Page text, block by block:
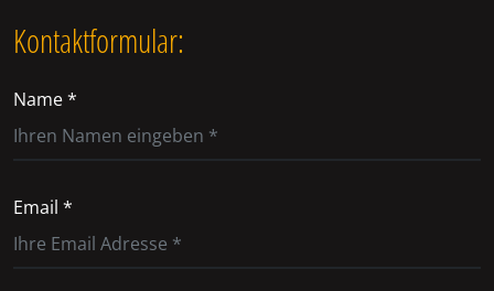
Kontaktformular:
Name *
Email *